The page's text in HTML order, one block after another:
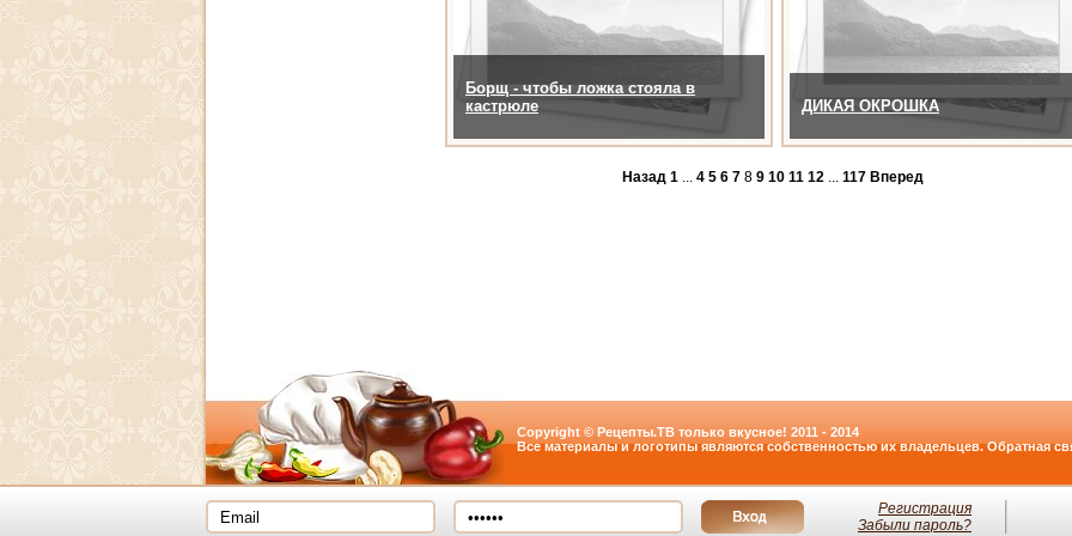
Борщ - чтобы ложка стояла в
кастрюле
ДИКАЯ ОКРОШКА
Назад 1 ... 4 5 6 7 8 9 10 11 12 ... 117 Вперед
Copyright © Рецепты.ТВ только вкусное! 2011 - 2014
Все материалы и логотипы являются собственностью их владельцев. Обратная
Регистрация
Забыли пароль?